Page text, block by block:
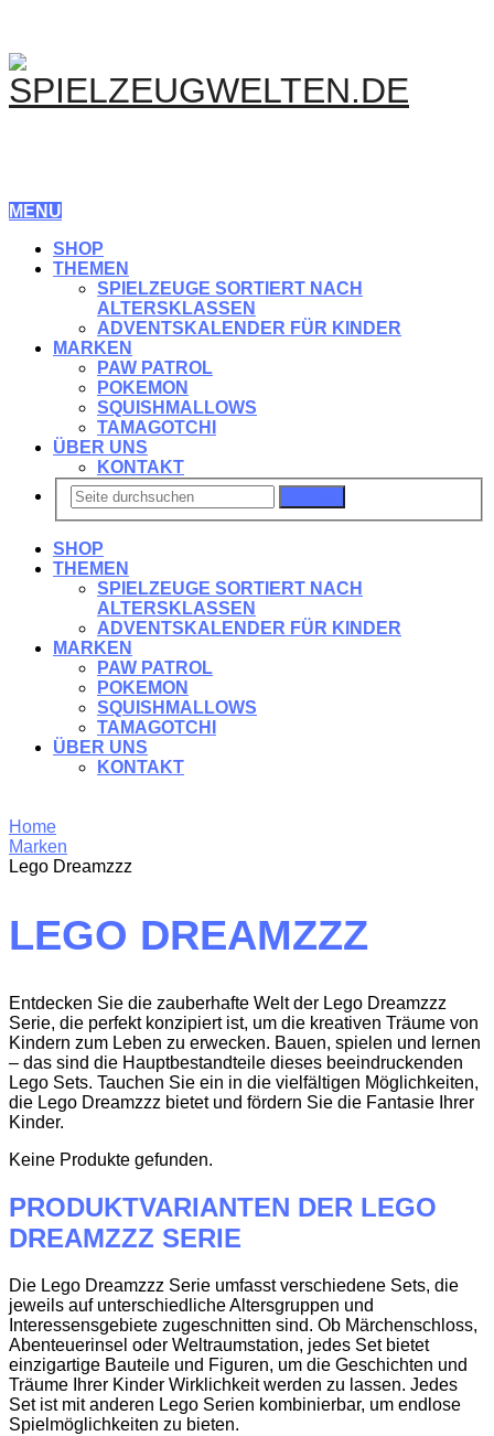
MENU
SHOP
THEMEN
SPIELZEUGE SORTIERT NACH
ALTERSKLASSEN
ADVENTSKALENDER FÜR KINDER
MARKEN
PAW PATROL
POKEMON
SQUISHMALLOWS
TAMAGOTCHI
ÜBER UNS
KONTAKT
SHOP
THEMEN
SPIELZEUGE SORTIERT NACH
ALTERSKLASSEN
ADVENTSKALENDER FÜR KINDER
MARKEN
PAW PATROL
POKEMON
SQUISHMALLOWS
TAMAGOTCHI
ÜBER UNS
KONTAKT
Home
Marken
Lego Dreamzzz
LEGO DREAMZZZ
Entdecken Sie die zauberhafte Welt der Lego Dreamzzz
Serie, die perfekt konzipiert ist, um die kreativen Träume von
Kindern zum Leben zu erwecken. Bauen, spielen und lernen
– das sind die Hauptbestandteile dieses beeindruckenden
Lego Sets. Tauchen Sie ein in die vielfältigen Möglichkeiten,
die Lego Dreamzzz bietet und fördern Sie die Fantasie Ihrer
Kinder.
Keine Produkte gefunden.
PRODUKTVARIANTEN DER LEGO
DREAMZZZ SERIE
Die Lego Dreamzzz Serie umfasst verschiedene Sets, die
jeweils auf unterschiedliche Altersgruppen und
Interessensgebiete zugeschnitten sind. Ob Märchenschloss,
Abenteuerinsel oder Weltraumstation, jedes Set bietet
einzigartige Bauteile und Figuren, um die Geschichten und
Träume Ihrer Kinder Wirklichkeit werden zu lassen. Jedes
Set ist mit anderen Lego Serien kombinierbar, um endlose
Spielmöglichkeiten zu bieten.